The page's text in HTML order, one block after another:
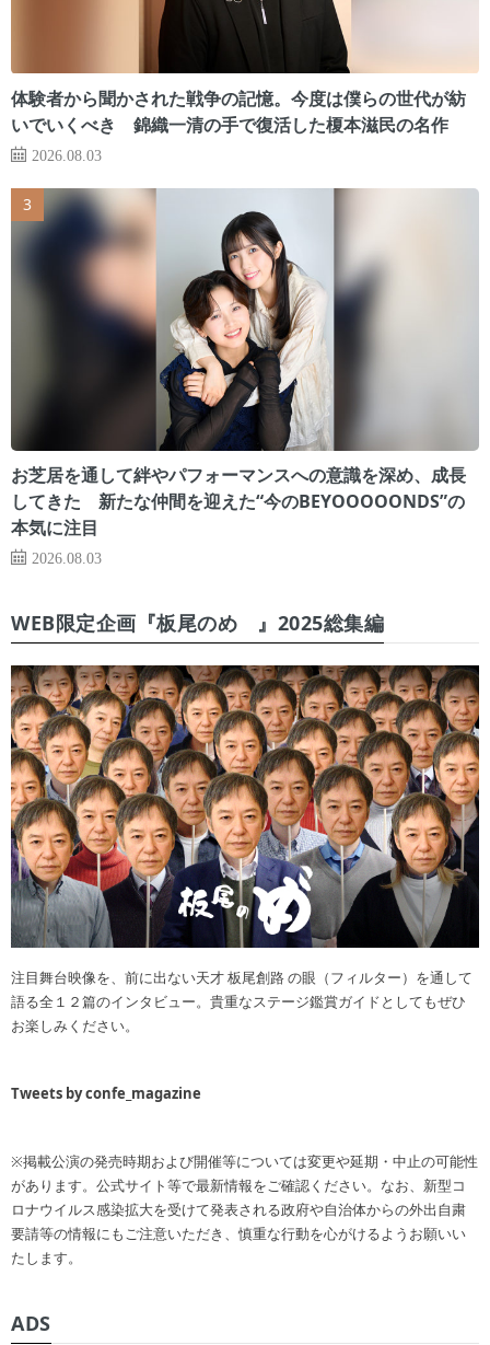
体験者から聞かされた戦争の記憶。今度は僕らの世代が紡
いでいくべき 錦織一清の手で復活した榎本滋民の名作
2026.08.03
お芝居を通して絆やパフォーマンスへの意識を深め、成長
してきた 新たな仲間を迎えた“今のBEYOOOOONDS”の
本気に注目
2026.08.03
WEB限定企画『板尾のめ゙』2025総集編
注目舞台映像を、前に出ない天才 板尾創路 の眼（フィルター）を通して
語る全１２篇のインタビュー。貴重なステージ鑑賞ガイドとしてもぜひ
お楽しみください。
Tweets by confe_magazine
※掲載公演の発売時期および開催等については変更や延期・中止の可能性
があります。公式サイト等で最新情報をご確認ください。なお、新型コ
ロナウイルス感染拡大を受けて発表される政府や自治体からの外出自粛
要請等の情報にもご注意いただき、慎重な行動を心がけるようお願いい
たします。
ADS